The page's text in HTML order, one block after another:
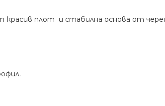
плот и стабилна основа от